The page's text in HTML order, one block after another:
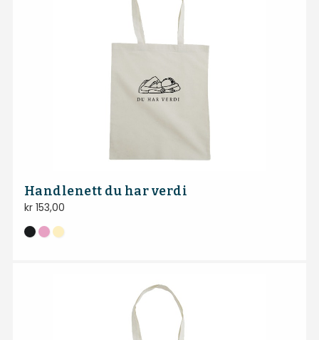
Handlenett du har verdi
kr153,00